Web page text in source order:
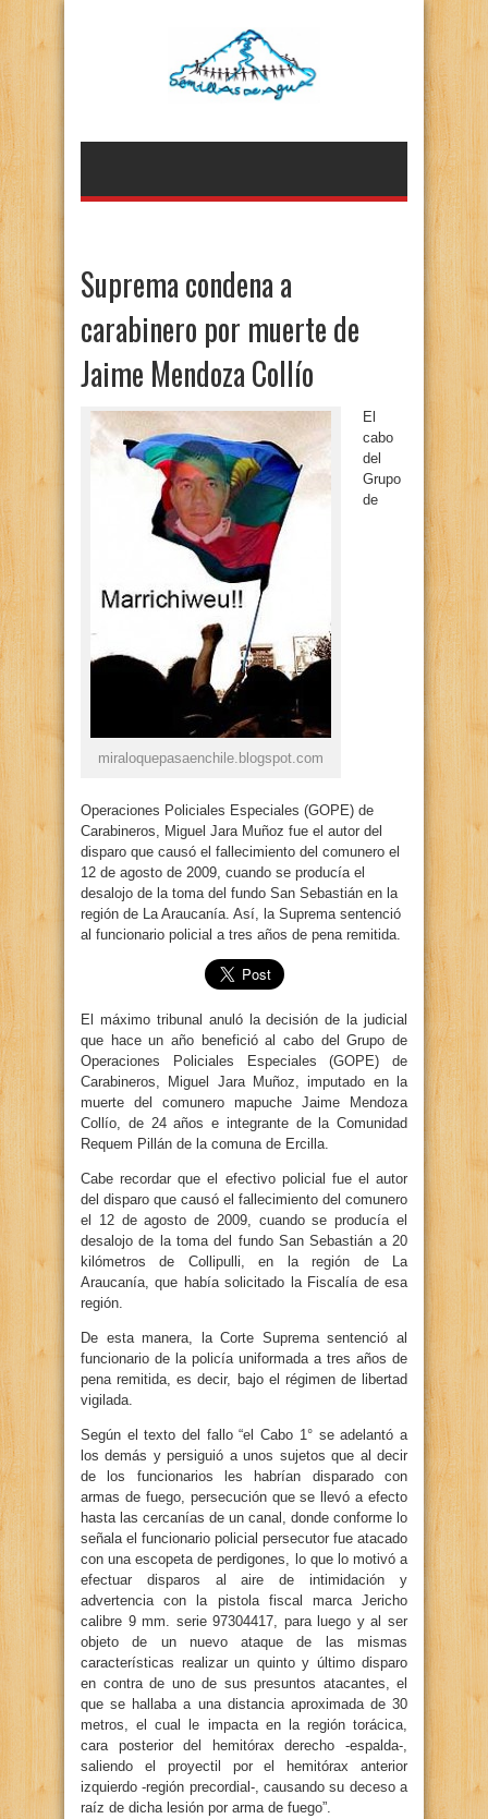
Suprema condena a
carabinero por muerte de
Jaime Mendoza Collío
miraloquepasaenchile.blogspot.com
El
cabo
del
Grupo
de
Operaciones Policiales Especiales (GOPE) de
Carabineros, Miguel Jara Muñoz fue el autor del
disparo que causó el fallecimiento del comunero el
12 de agosto de 2009, cuando se producía el
desalojo de la toma del fundo San Sebastián en la
región de La Araucanía. Así, la Suprema sentenció
al funcionario policial a tres años de pena remitida.
El máximo tribunal anuló la decisión de la judicial
que hace un año benefició al cabo del Grupo de
Operaciones Policiales Especiales (GOPE) de
Carabineros, Miguel Jara Muñoz, imputado en la
muerte del comunero mapuche Jaime Mendoza
Collío, de 24 años e integrante de la Comunidad
Requem Pillán de la comuna de Ercilla.
Cabe recordar que el efectivo policial fue el autor
del disparo que causó el fallecimiento del comunero
el 12 de agosto de 2009, cuando se producía el
desalojo de la toma del fundo San Sebastián a 20
kilómetros de Collipulli, en la región de La
Araucanía, que había solicitado la Fiscalía de esa
región.
De esta manera, la Corte Suprema sentenció al
funcionario de la policía uniformada a tres años de
pena remitida, es decir, bajo el régimen de libertad
vigilada.
Según el texto del fallo “el Cabo 1° se adelantó a
los demás y persiguió a unos sujetos que al decir
de los funcionarios les habrían disparado con
armas de fuego, persecución que se llevó a efecto
hasta las cercanías de un canal, donde conforme lo
señala el funcionario policial persecutor fue atacado
con una escopeta de perdigones, lo que lo motivó a
efectuar disparos al aire de intimidación y
advertencia con la pistola fiscal marca Jericho
calibre 9 mm. serie 97304417, para luego y al ser
objeto de un nuevo ataque de las mismas
características realizar un quinto y último disparo
en contra de uno de sus presuntos atacantes, el
que se hallaba a una distancia aproximada de 30
metros, el cual le impacta en la región torácica,
cara posterior del hemitórax derecho -espalda-,
saliendo el proyectil por el hemitórax anterior
izquierdo -región precordial-, causando su deceso a
raíz de dicha lesión por arma de fuego”.